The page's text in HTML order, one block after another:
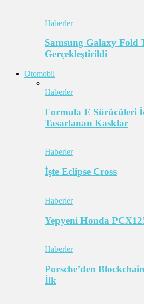
Haberler
Samsung Galaxy Fold
Gerçekleştirildi
Otomobil
Haberler
Formula E Sürücüleri
Tasarlanan Kasklar
Haberler
İşte Eclipse Cross
Haberler
Yepyeni Honda
Haberler
Porsche’den
İlk